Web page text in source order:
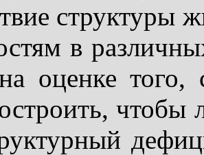
в
оценке того,
чтобы